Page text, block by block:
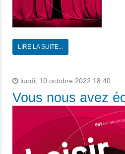
LIRE LA SUITE...
lundi, 10 octobre 2022 18:40
Vous nous avez